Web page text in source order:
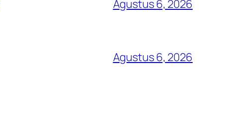
Agustus 6, 2026
Agustus 6, 2026